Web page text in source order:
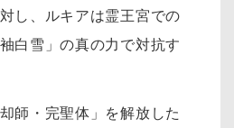
し、ルキアは霊王宮での
白雪」の真の力で対抗す
師・完聖体」を解放した